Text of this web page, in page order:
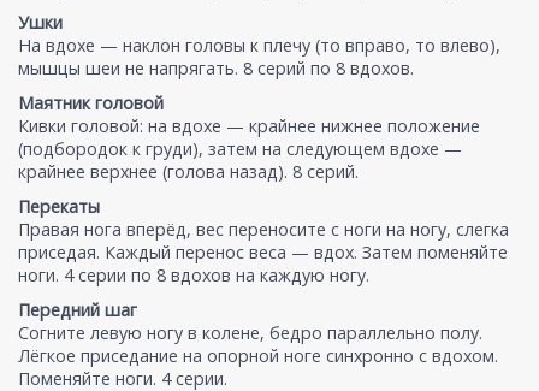
Ушки
На вдохе — наклон головы к плечу (то вправо, то влево),
мышцы шеи не напрягать. 8 серий по 8 вдохов.
Маятник головой
Кивки головой: на вдохе — крайнее нижнее положение
(подбородок к груди), затем на следующем вдохе —
крайнее верхнее (голова назад). 8 серий.
Перекаты
Правая нога вперёд, вес переносите с ноги на ногу, слегка
приседая. Каждый перенос веса — вдох. Затем поменяйте
ноги. 4 серии по 8 вдохов на каждую ногу.
Передний шаг
Согните левую ногу в колене, бедро параллельно полу.
Лёгкое приседание на опорной ноге синхронно с вдохом.
Поменяйте ноги. 4 серии.